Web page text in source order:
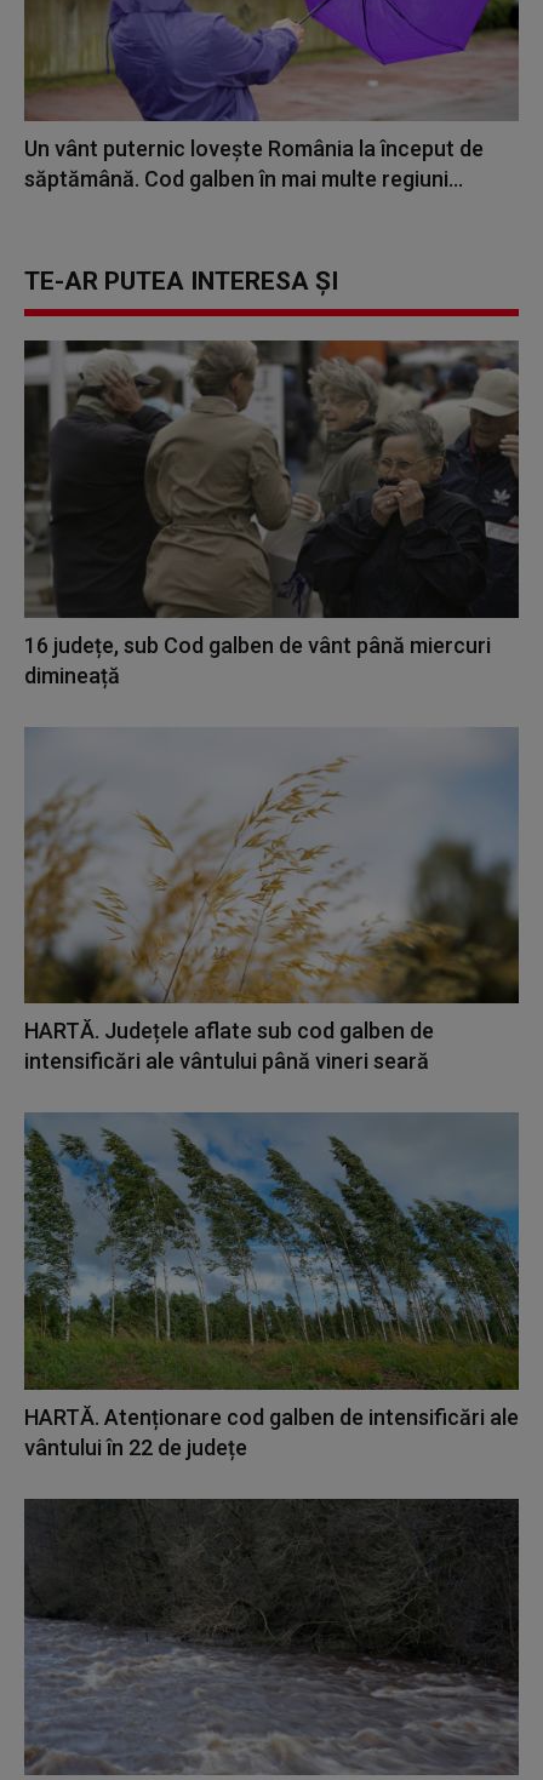
Un vânt puternic lovește România la început de
săptămână. Cod galben în mai multe regiuni...
TE-AR PUTEA INTERESA ȘI
16 județe, sub Cod galben de vânt până miercuri
dimineață
HARTĂ. Județele aflate sub cod galben de
intensificări ale vântului până vineri seară
HARTĂ. Atenționare cod galben de intensificări ale
vântului în 22 de județe